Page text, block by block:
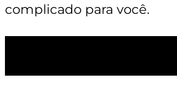
complicado para você.